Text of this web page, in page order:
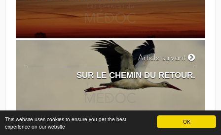
OK
This website uses cookies to ensure you get the best
experience on our website
Article suivant
SUR LE CHEMIN DU RETOUR.